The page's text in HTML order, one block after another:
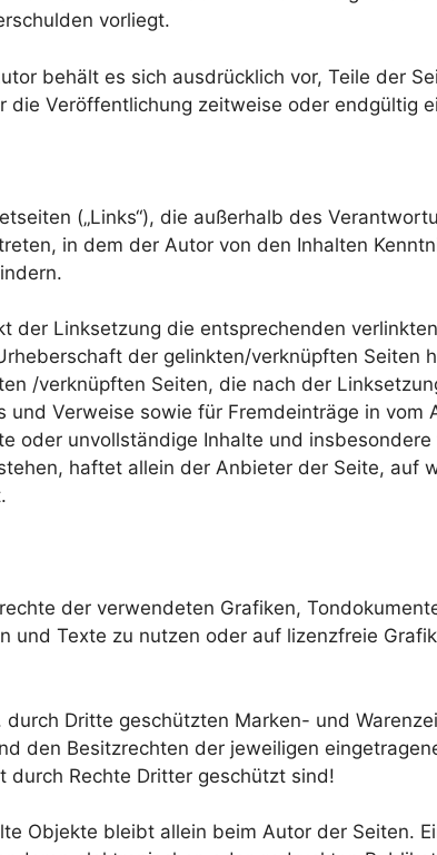
vorliegt.
behält es sich ausdrücklich vor, Teile der
Veröffentlichung zeitweise oder endgültig
(„Links“), die außerhalb des
in dem der Autor von den Inhalten
der Linksetzung die entsprechenden
der gelinkten/verknüpften Seiten
/verknüpften Seiten, die nach der
Verweise sowie für Fremdeinträge in vom
oder unvollständige Inhalte und
haftet allein der Anbieter der Seite, auf
der verwendeten Grafiken,
Texte zu nutzen oder auf lizenzfreie
Dritte geschützten Marken- und
den Besitzrechten der jeweiligen
durch Rechte Dritter geschützt sind!
Objekte bleibt allein beim Autor der Seiten.